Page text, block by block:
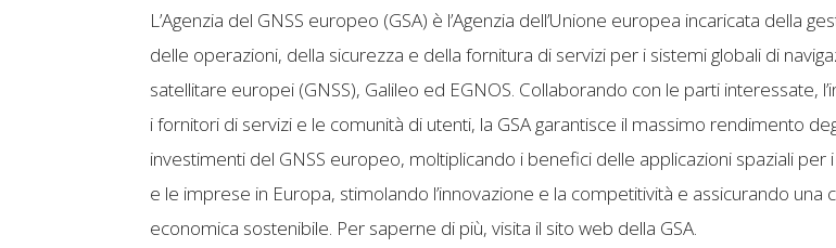
L’Agenzia del GNSS europeo (GSA) è l’Agenzia dell’Unione europea incaricata della
delle operazioni, della sicurezza e della fornitura di servizi per i sistemi globali di
satellitare europei (GNSS), Galileo ed EGNOS. Collaborando con le parti interessate,
i fornitori di servizi e le comunità di utenti, la GSA garantisce il massimo rendimento
investimenti del GNSS europeo, moltiplicando i benefici delle applicazioni spaziali per
e le imprese in Europa, stimolando l’innovazione e la competitività e assicurando una
economica sostenibile. Per saperne di più, visita il sito web della GSA.